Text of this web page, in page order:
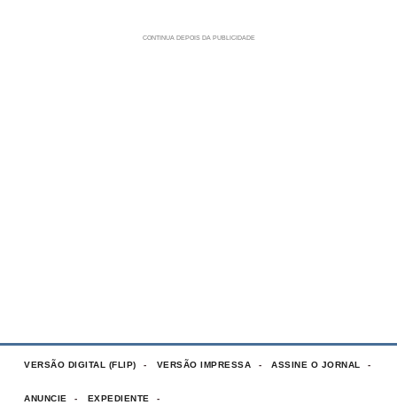
VERSÃO DIGITAL (FLIP) VERSÃO IMPRESSA ASSINE O JORNAL
ANUNCIE EXPEDIENTE